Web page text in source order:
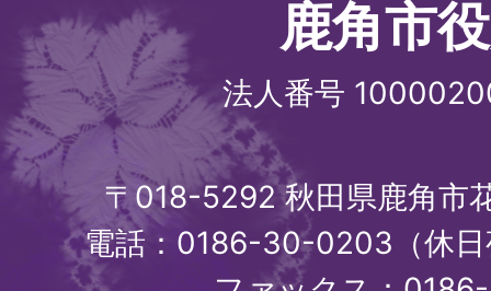
鹿角市
法人番号
〒018-5292 秋田県鹿角市
電話：0186-30-0203（休